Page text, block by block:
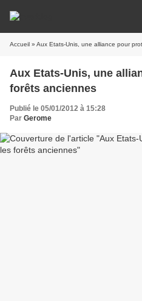
Accueil » Aux Etats-Unis, une alliance pour
Aux Etats-Unis, une
forêts anciennes
Publié le 05/01/2012 à 15:28
Par Gerome